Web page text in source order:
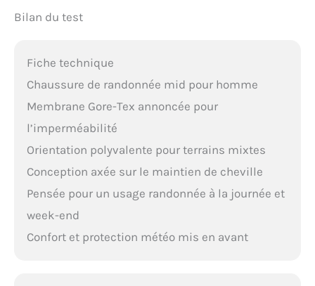
Bilan du test
Fiche technique
Chaussure de randonnée mid pour homme
Membrane Gore-Tex annoncée pour
l’imperméabilité
Orientation polyvalente pour terrains mixtes
Conception axée sur le maintien de cheville
Pensée pour un usage randonnée à la journée et
week-end
Confort et protection météo mis en avant